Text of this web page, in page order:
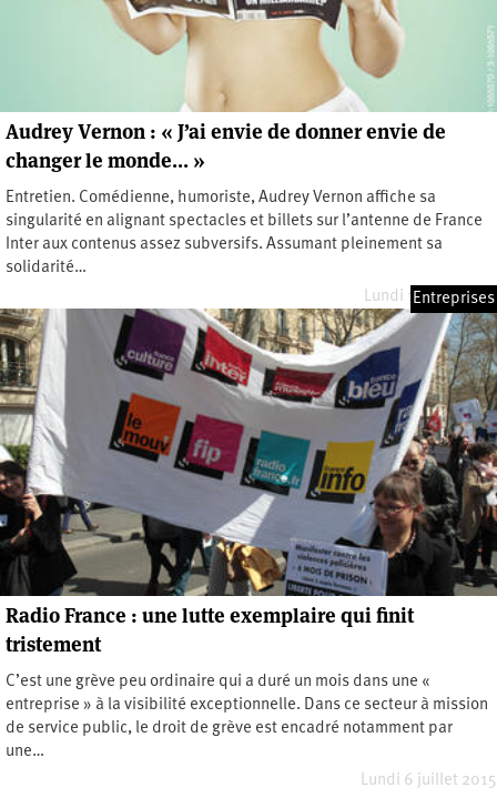
Audrey Vernon : « J’ai envie de donner envie de
changer le monde... »
Entretien. Comédienne, humoriste, Audrey Vernon affiche sa
singularité en alignant spectacles et billets sur l’antenne de France
Inter aux contenus assez subversifs. Assumant pleinement sa
solidarité…
Lundi 17 avril 2017
Entreprises
Radio France : une lutte exemplaire qui finit
tristement
C’est une grève peu ordinaire qui a duré un mois dans une «
entreprise » à la visibilité exceptionnelle. Dans ce secteur à mission
de service public, le droit de grève est encadré notamment par
une…
Lundi 6 juillet 2015